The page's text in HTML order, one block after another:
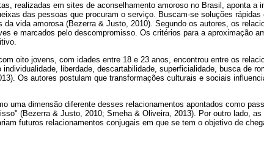
realizadas em sites de aconselhamento amoroso no Brasil, aponta a
das pessoas que procuram o serviço. Buscam-se soluções rápidas
da vida amorosa (Bezerra & Justo, 2010). Segundo os autores, os
e marcados pelo descompromisso. Os critérios para a aproximação
oito jovens, com idades entre 18 e 23 anos, encontrou entre os
liberdade, descartabilidade, superficialidade, busca de
Os autores postulam que transformações culturais e sociais
uma dimensão diferente desses relacionamentos apontados como
(Bezerra & Justo, 2010; Smeha & Oliveira, 2013). Por outro lado,
futuros relacionamentos conjugais em que se tem o objetivo de